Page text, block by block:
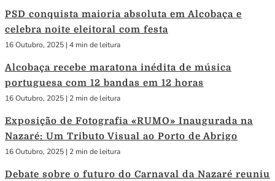
PSD conquista maioria absoluta em Alcobaça e
celebra noite eleitoral com festa
16 Outubro, 2025 | 4 min de leitura
Alcobaça recebe maratona inédita de música
portuguesa com 12 bandas em 12 horas
16 Outubro, 2025 | 2 min de leitura
Exposição de Fotografia «RUMO» Inaugurada na
Nazaré: Um Tributo Visual ao Porto de Abrigo
16 Outubro, 2025 | 2 min de leitura
Debate sobre o futuro do Carnaval da Nazaré reuniu